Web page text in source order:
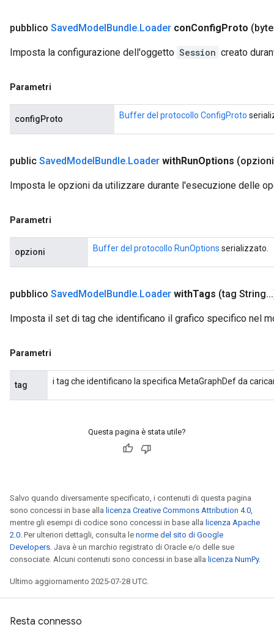
pubblico SavedModelBundle.Loader conConfigProto
Imposta la configurazione dell'oggetto Session creato
Parametri
configProto Buffer del protocollo ConfigProto
public SavedModelBundle.Loader withRunOptions
Imposta le opzioni da utilizzare durante l'esecuzione delle
Parametri
opzioni Buffer del protocollo RunOptions serializzato.
pubblico SavedModelBundle.Loader withTags (tag String...
Imposta il set di tag che identificano il grafico specifico nel
Parametri
tag i tag che identificano la specifica MetaGraphDef da
Questa pagina è stata utile?
Salvo quando diversamente specificato, i contenuti di questa pagina
sono concessi in base alla licenza Creative Commons Attribution 4.0,
mentre gli esempi di codice sono concessi in base alla licenza Apache
2.0. Per ulteriori dettagli, consulta le norme del sito di Google
Developers. Java è un marchio registrato di Oracle e/o delle sue
consociate. Alcuni contenuti sono concessi in base alla licenza NumPy.
Ultimo aggiornamento 2025-07-28 UTC.
Resta connesso